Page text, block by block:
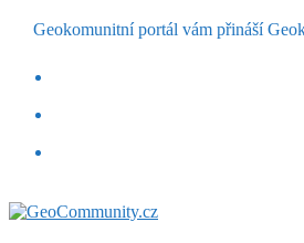
Geokomunitní portál vám přináší